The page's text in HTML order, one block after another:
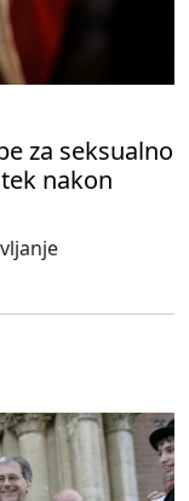
za seksualno
nakon